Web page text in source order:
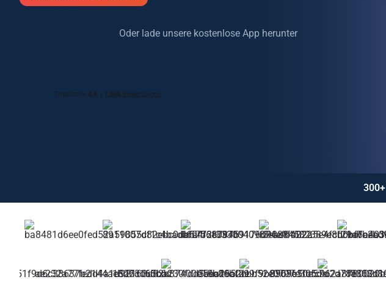
Oder lade unsere kostenlose App herunter
300+